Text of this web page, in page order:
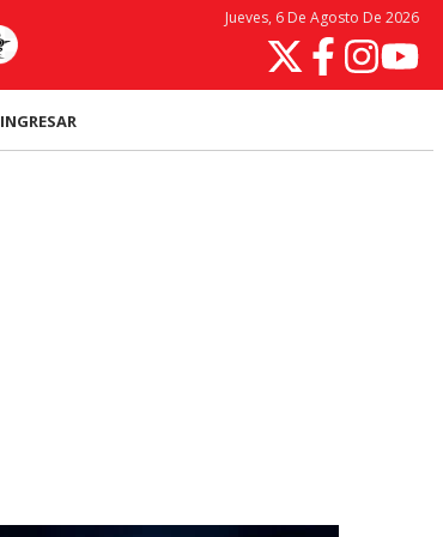
Jueves, 6 De Agosto De 2026
INGRESAR